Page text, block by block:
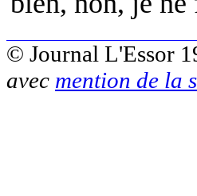
© Journal L'Essor
avec mention de la